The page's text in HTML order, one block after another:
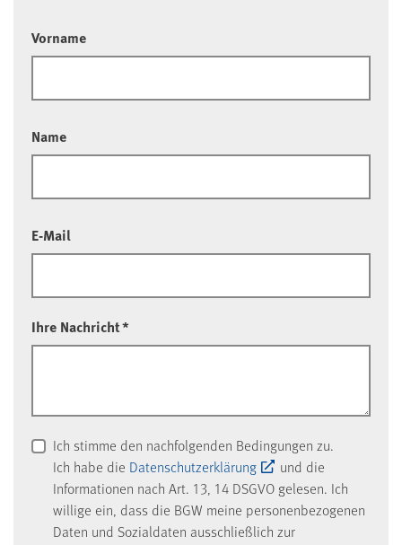
Vorname
Name
E-Mail
Ihre Nachricht*
Ich stimme den nachfolgenden Bedingungen zu.
Ich habe die Datenschutzerklärung
und die
Informationen nach Art. 13, 14 DSGVO gelesen. Ich
willige ein, dass die BGW meine personenbezogenen
Daten und Sozialdaten ausschließlich zur